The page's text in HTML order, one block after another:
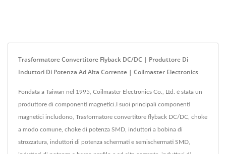
Trasformatore Convertitore Flyback DC/DC | Produttore Di
Induttori Di Potenza Ad Alta Corrente | Coilmaster Electronics
Fondata a Taiwan nel 1995, Coilmaster Electronics Co., Ltd. è stata un
produttore di componenti magnetici.I suoi principali componenti
magnetici includono, Trasformatore convertitore flyback DC/DC, choke
a modo comune, choke di potenza SMD, induttori a bobina di
strozzatura, induttori di potenza schermati e semischermati SMD,